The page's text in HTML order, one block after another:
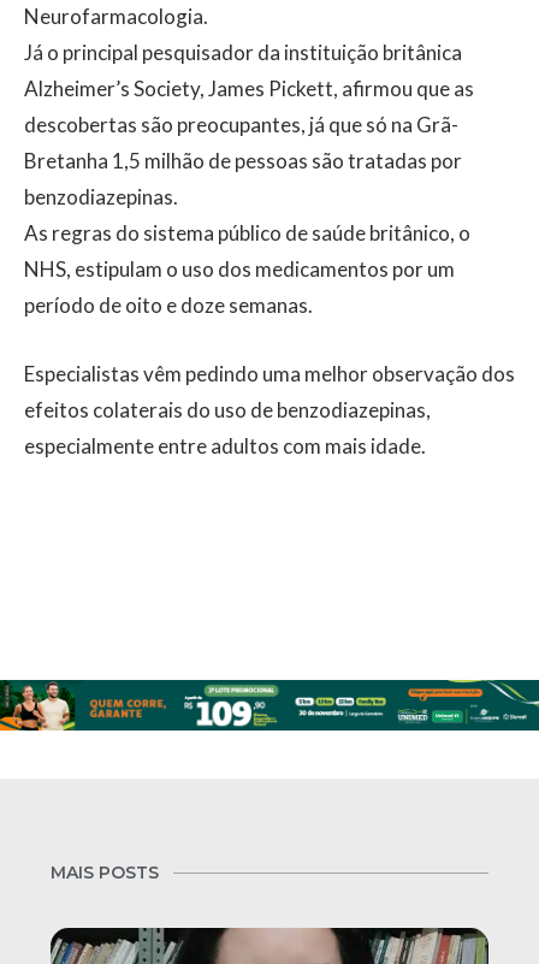
Neurofarmacologia.
Já o principal pesquisador da instituição britânica
Alzheimer’s Society, James Pickett, afirmou que as
descobertas são preocupantes, já que só na Grã-
Bretanha 1,5 milhão de pessoas são tratadas por
benzodiazepinas.
As regras do sistema público de saúde britânico, o
NHS, estipulam o uso dos medicamentos por um
período de oito e doze semanas.
Especialistas vêm pedindo uma melhor observação dos
efeitos colaterais do uso de benzodiazepinas,
especialmente entre adultos com mais idade.
MAIS POSTS